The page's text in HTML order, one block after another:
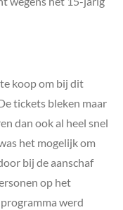
koop om bij dit
tickets bleken maar
dan ook al heel snel
het mogelijk om
bij de aanschaf
op het
werd